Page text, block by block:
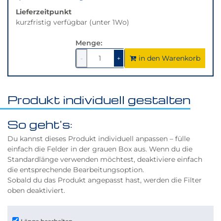
Lieferzeitpunkt
kurzfristig verfügbar (unter 1Wo)
Menge:
-
1
verringern
+1um
1
erhöhen
in den Warenkorb
Produkt individuell gestalten
So geht's:
Du kannst dieses Produkt individuell anpassen – fülle
einfach die Felder in der grauen Box aus. Wenn du die
Standardlänge verwenden möchtest, deaktiviere einfach
die entsprechende Bearbeitungsoption.
Sobald du das Produkt angepasst hast, werden die Filter
oben deaktiviert.